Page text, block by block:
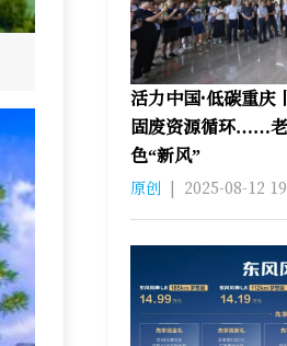
活力中国·低碳重庆
固废资源循环……
色“新风”
原创 | 2025-08-12